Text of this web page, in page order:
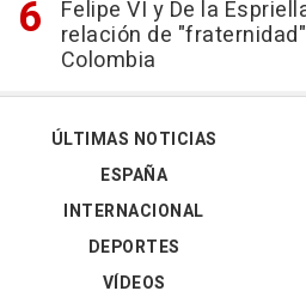
Felipe VI y De la
relación de
Colombia
ÚLTIMAS NOTICIAS
ESPAÑA
INTERNACIONAL
DEPORTES
VÍDEOS